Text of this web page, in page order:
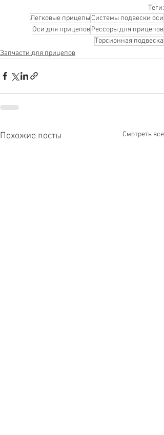
Теги:
Легковые прицепы Системы подвески оси
Оси для прицеповРессоры для прицепов
Торсионная подвеска
Запчасти для прицепов
Похожие посты Смотреть все